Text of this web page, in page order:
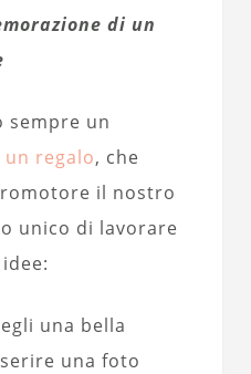
di un
sempre un
un regalo, che
il nostro
unico di lavorare
una bella
una foto